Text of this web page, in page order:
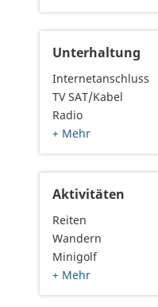
Unterhaltung
Internetanschluss
TV SAT/Kabel
Radio
+ Mehr
Aktivitäten
Reiten
Wandern
Minigolf
+ Mehr